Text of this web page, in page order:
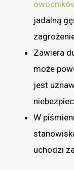
jadalną
Zawiera
może
jest
W
uchodzi